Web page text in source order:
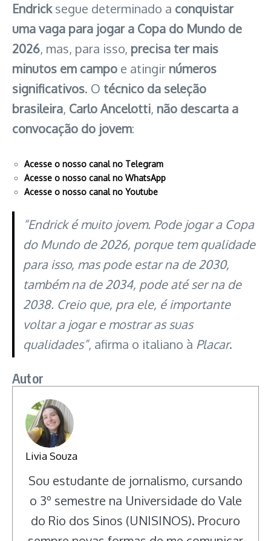
Endricksegue determinado a conquistar
uma vaga para jogar a Copa do Mundo de
2026, mas, para isso, precisa ter mais
minutos em campo e atingir números
significativos. O técnico da seleção
brasileira, Carlo Ancelotti, não descarta a
convocação do jovem:
Acesse o nosso canal no Telegram
Acesse o nosso canal no WhatsApp
Acesse o nosso canal no Youtube
“Endrick é muito jovem. Pode jogar a Copa
do Mundo de 2026, porque tem qualidade
para isso, mas pode estar na de 2030,
também na de 2034, pode até ser na de
2038. Creio que, pra ele, é importante
voltar a jogar e mostrar as suas
qualidades”, afirma o italiano à Placar.
Autor
Livia Souza
Sou estudante de jornalismo, cursando
o 3º semestre na Universidade do Vale
do Rio dos Sinos (UNISINOS). Procuro